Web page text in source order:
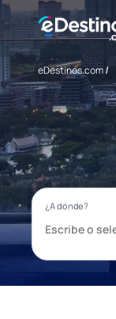
eDestinos.com/